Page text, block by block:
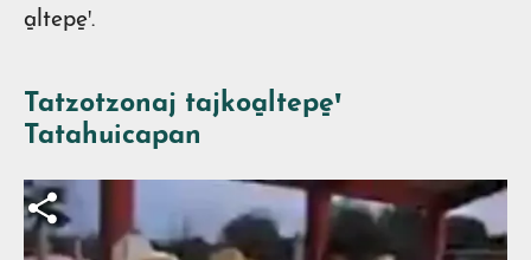
a̱ltepe̱ꞌ.
Archivo de vídeo
Tatzotzonaj tajkoa̱ltepe̱ꞌ
Tatahuicapan